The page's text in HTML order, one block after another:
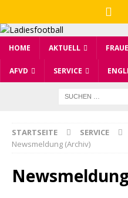
HOME AKTUELL
AFVD SERVICE
STARTSEITE SERVICE
Newsmeldung (Archiv)